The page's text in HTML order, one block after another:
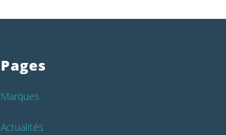
Pages
Marques
Actualités